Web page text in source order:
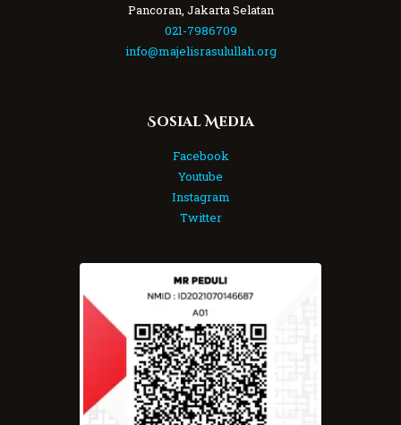
Pancoran, Jakarta Selatan
021-7986709
info@majelisrasulullah.org
Sosial Media
Facebook
Youtube
Instagram
Twitter